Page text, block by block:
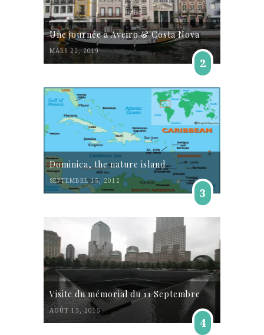
Une journée à Aveiro & Costa Nova
MARS 22, 2019
2
Dominica, the nature island
SEPTEMBRE 15, 2012
3
Visite du mémorial du 11 Septembre
AOÛT 15, 2015
4